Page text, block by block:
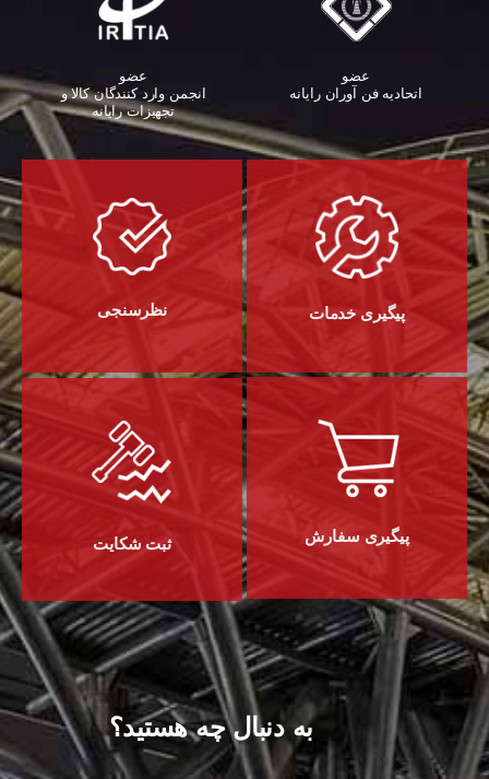
عضو
اتحادیه فن آوران رایانه
عضو
انجمن وارد کنندگان کالا و
تجهیزات رایانه‌
پیگیری خدمات نظرسنجی
پیگیری سفارش ثبت شکایت
به دنبال چه هستید؟